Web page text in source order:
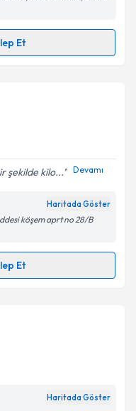
Et
takvimi talebi
almanız için bir
ile bilgilendireceğiz.
ilişkinAydınlatma
belirtilen
ediyorum.
şekilde kilo... Devamı
Haritada Göster
köşem aprt no 28/B
Et
takvimi talebi
almanız için bir
ile bilgilendireceğiz.
Haritada Göster